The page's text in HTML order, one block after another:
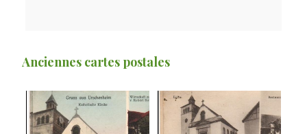
Anciennes cartes postales